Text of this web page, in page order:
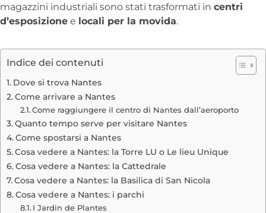
magazzini industriali sono stati trasformati in centri
d’esposizione e locali per la movida.
Indice dei contenuti
Dove si trova Nantes
Come arrivare a Nantes
Come raggiungere il centro di Nantes dall’aeroporto
Quanto tempo serve per visitare Nantes
Come spostarsi a Nantes
Cosa vedere a Nantes: la Torre LU o Le lieu Unique
Cosa vedere a Nantes: la Cattedrale
Cosa vedere a Nantes: la Basilica di San Nicola
Cosa vedere a Nantes: i parchi
I Jardin de Plantes